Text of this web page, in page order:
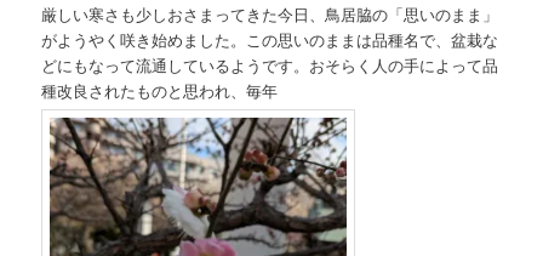
厳しい寒さも少しおさまってきた今日、鳥居脇の「思いのまま」
がようやく咲き始めました。この思いのままは品種名で、盆栽な
どにもなって流通しているようです。おそらく人の手によって品
種改良されたものと思われ、毎年